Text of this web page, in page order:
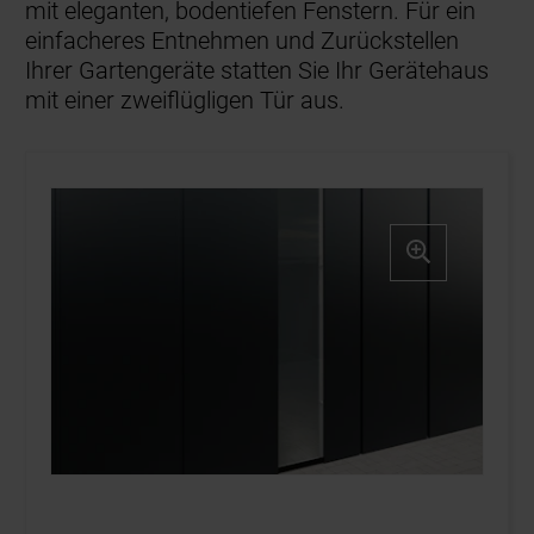
mit eleganten, bodentiefen Fenstern. Für ein
einfacheres Entnehmen und Zurückstellen
Ihrer Gartengeräte statten Sie Ihr Gerätehaus
mit einer zweiflügligen Tür aus.